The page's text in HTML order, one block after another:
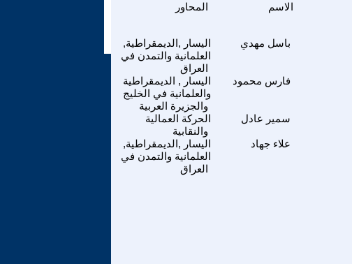
الاسم
اليسار ,الديمقراطية,
العلمانية والتمدن في
العراق
باسل مهدي
اليسار , الديمقراطية
والعلمانية في الخليج
والجزيرة العربية
فارس محمود
الحركة العمالية
والنقابية
سمير عادل
اليسار ,الديمقراطية,
العلمانية والتمدن في
العراق
علاء جهاد